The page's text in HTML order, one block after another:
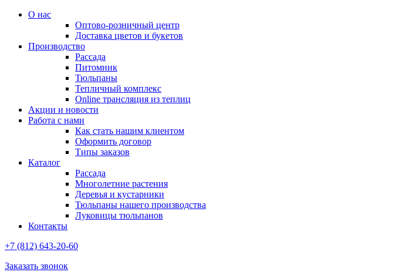
О нас
Оптово-розничный центр
Доставка цветов и букетов
Производство
Рассада
Питомник
Тюльпаны
Тепличный комплекс
Online трансляция из теплиц
Акции и новости
Работа с нами
Как стать нашим клиентом
Оформить договор
Типы заказов
Каталог
Рассада
Многолетние растения
Деревья и кустарники
Тюльпаны нашего производства
Луковицы тюльпанов
Контакты
+7 (812) 643-20-60
Заказать звонок